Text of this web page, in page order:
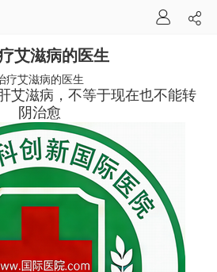
艾滋病的医生
疗艾滋病的医生
艾滋病，不等于现在也不能转
阴治愈